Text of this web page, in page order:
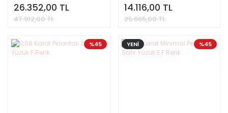
26.352,00 TL
47.912,00 TL
14.116,00 TL
25.665,00 TL
%45 %45
YENİ